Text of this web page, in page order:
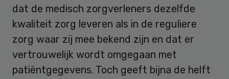
dat de medisch zorgverleners dezelfde
kwaliteit zorg leveren als in de reguliere
zorg waar zij mee bekend zijn en dat er
vertrouwelijk wordt omgegaan met
patiëntgegevens. Toch geeft bijna de helft